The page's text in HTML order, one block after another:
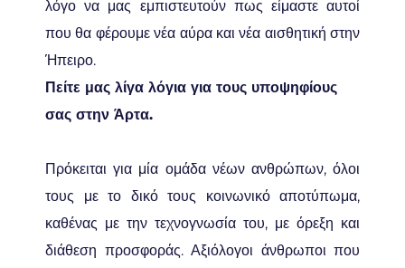
λόγο να μας εμπιστευτούν πως είμαστε αυτοί
που θα φέρουμε νέα αύρα και νέα αισθητική στην
Ήπειρο.
Πείτε μας λίγα λόγια για τους υποψηφίους
σας στην Άρτα.
Πρόκειται για μία ομάδα νέων ανθρώπων, όλοι
τους με το δικό τους κοινωνικό αποτύπωμα,
καθένας με την τεχνογνωσία του, με όρεξη και
διάθεση προσφοράς. Αξιόλογοι άνθρωποι που